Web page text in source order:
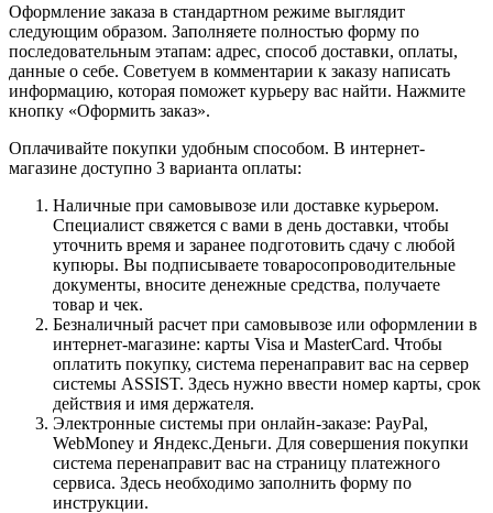
Оформление заказа в стандартном режиме выглядит
следующим образом. Заполняете полностью форму по
последовательным этапам: адрес, способ доставки, оплаты,
данные о себе. Советуем в комментарии к заказу написать
информацию, которая поможет курьеру вас найти. Нажмите
кнопку «Оформить заказ».
Оплачивайте покупки удобным способом. В интернет-
магазине доступно 3 варианта оплаты:
Наличные при самовывозе или доставке курьером.
Специалист свяжется с вами в день доставки, чтобы
уточнить время и заранее подготовить сдачу с любой
купюры. Вы подписываете товаросопроводительные
документы, вносите денежные средства, получаете
товар и чек.
Безналичный расчет при самовывозе или оформлении в
интернет-магазине: карты Visa и MasterCard. Чтобы
оплатить покупку, система перенаправит вас на сервер
системы ASSIST. Здесь нужно ввести номер карты, срок
действия и имя держателя.
Электронные системы при онлайн-заказе: PayPal,
WebMoney и Яндекс.Деньги. Для совершения покупки
система перенаправит вас на страницу платежного
сервиса. Здесь необходимо заполнить форму по
инструкции.